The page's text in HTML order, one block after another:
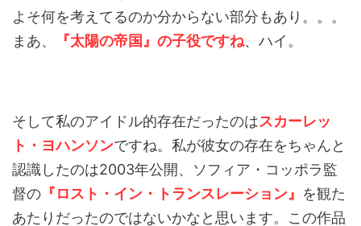
よそ何を考えてるのか分からない部分もあり。。。
まあ、
『太陽の帝国』の子役ですね、ハイ。
そして私のアイドル的存在だったのはスカーレッ
ト・ヨハンソンですね。私が彼女の存在をちゃんと
認識したのは2003年公開、ソフィア・コッポラ監
督の 『ロスト・イン・トランスレーション』 を観た
あたりだったのではないかなと思います。この作品